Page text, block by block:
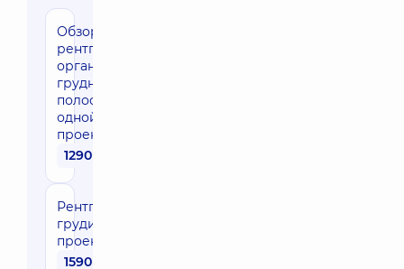
Обзорная
рентгенография
органов
грудной
полости в
одной
проекции
1290 грн
Рентгенография
грудины в двух
проекциях
1590 грн